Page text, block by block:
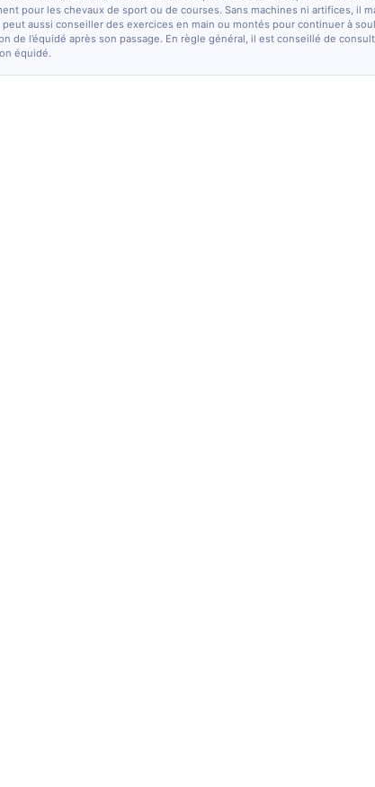
pour les chevaux de sport ou de courses. Sans machines ni artifices, il
peut aussi conseiller des exercices en main ou montés pour continuer à
de l’équidé après son passage. En règle général, il est conseillé de
équidé.